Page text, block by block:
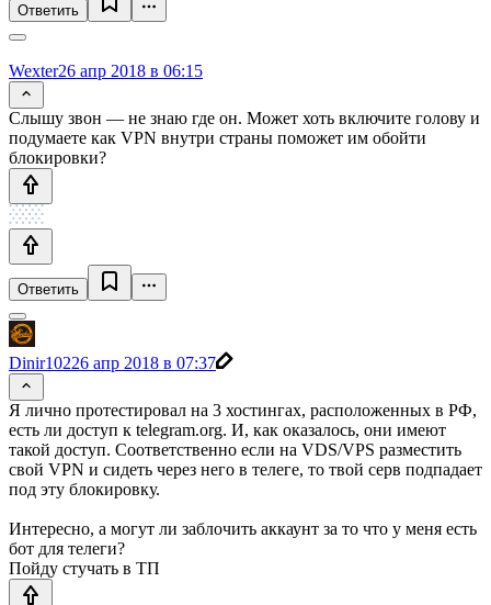
Ответить
Wexter26 апр 2018 в 06:15
Слышу звон — не знаю где он. Может хоть включите голову и
подумаете как VPN внутри страны поможет им обойти
блокировки?
Ответить
Dinir10226 апр 2018 в 07:37
Я лично протестировал на 3 хостингах, расположенных в РФ,
есть ли доступ к telegram.org. И, как оказалось, они имеют
такой доступ. Соответственно если на VDS/VPS разместить
свой VPN и сидеть через него в телеге, то твой серв подпадает
под эту блокировку.
Интересно, а могут ли заблочить аккаунт за то что у меня есть
бот для телеги?
Пойду стучать в ТП